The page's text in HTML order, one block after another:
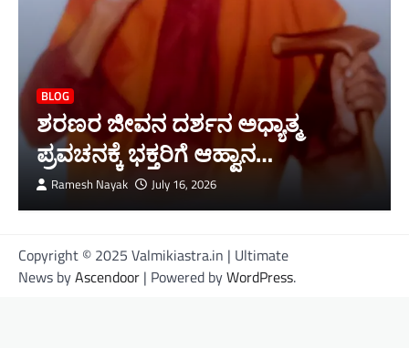
BLOG
ಶರಣರ ಜೀವನ ದರ್ಶನ ಅಧ್ಯಾತ್ಮ
ಪ್ರವಚನಕ್ಕೆ ಭಕ್ತರಿಗೆ ಆಹ್ವಾನ…
Ramesh Nayak July 16, 2026
Copyright © 2025 Valmikiastra.in | Ultimate
News byAscendoor | Powered byWordPress.